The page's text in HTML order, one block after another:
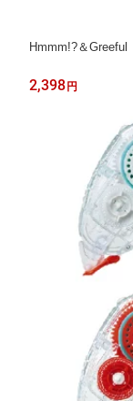
Hmmm!?＆
2,398 円